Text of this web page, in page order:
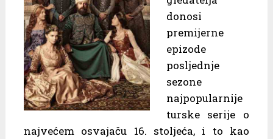
donosi
premijerne
epizode
posljednje
sezone
najpopularnije
turske serije o
najvećem osvajaču 16. stoljeća, i to kao